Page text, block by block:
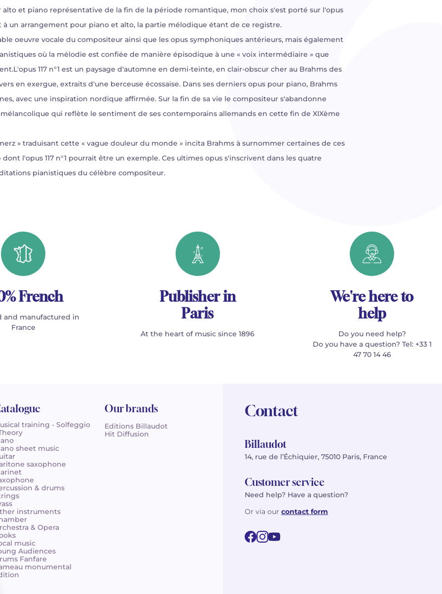
et piano représentative de la fin de la période romantique, mon choix s'est porté sur l'opus
à un arrangement pour piano et alto, la partie mélodique étant de ce registre.
oeuvre vocale du compositeur ainsi que les opus symphoniques antérieurs, mais également
où la mélodie est confiée de manière épisodique à une « voix intermédiaire » que
117 n°1 est un paysage d'automne en demi-teinte, en clair-obscur cher au Brahms des
en exergue, extraits d'une berceuse écossaise. Dans ses derniers opus pour piano, Brahms
avec une inspiration nordique affirmée. Sur la fin de sa vie le compositeur s'abandonne
qui reflète le sentiment de ses contemporains allemands en cette fin de XIXème
» traduisant cette « vague douleur du monde » incita Brahms à surnommer certaines de ces
l'opus 117 n°1 pourrait être un exemple. Ces ultimes opus s'inscrivent dans les quatre
pianistiques du célèbre compositeur.
French
and manufactured in
France
Publisher in
Paris
At the heart of music since 1896
We're here to
help
Do you need help?
Do you have a question? Tel: +33 1
47 70 14 46
training - Solfeggio
sheet music
saxophone
& drums
instruments
& Opera
music
Audiences
Fanfare
monumental
Our brands
Editions Billaudot
Hit Diffusion
Contact
Billaudot
14, rue de l’Échiquier, 75010 Paris, France
Customer service
Need help? Have a question?
Or via our contact form